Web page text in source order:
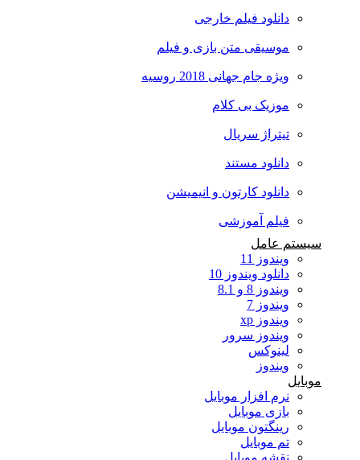
دانلود فیلم خارجی
موسیقی متن بازی و فیلم
ویژه جام جهانی 2018 روسیه
موزیک بی کلام
تیتراژ سریال
دانلود مستند
دانلود کارتون و انیمیشن
فیلم آموزشی
سیستم عامل
ویندوز 11
دانلود ویندوز 10
ویندوز 8 و 8.1
ویندوز 7
ویندوز xp
ویندوز سرور
لینوکس
ویندوز
نرم افزار موبایل
بازی موبایل
رینگتون موبایل
تم موبایل
نقشه موبایل